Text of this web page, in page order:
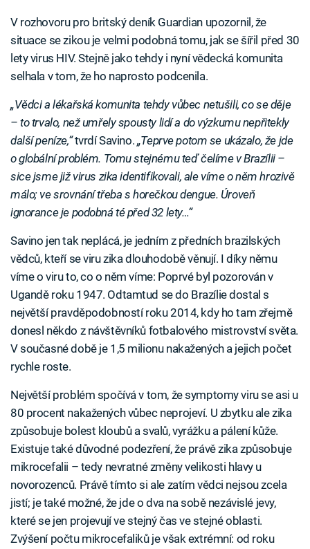
V rozhovoru pro britský deník Guardian upozornil, že
situace se zikou je velmi podobná tomu, jak se šířil před 30
lety virus HIV. Stejně jako tehdy i nyní vědecká komunita
selhala v tom, že ho naprosto podcenila.
„Vědci a lékařská komunita tehdy vůbec netušili, co se děje
– to trvalo, než umřely spousty lidí a do výzkumu nepřitekly
další peníze,“tvrdí Savino. „Teprve potom se ukázalo, že jde
o globální problém. Tomu stejnému teď čelíme v Brazílii –
sice jsme již virus zika identifikovali, ale víme o něm hrozivě
málo; ve srovnání třeba s horečkou dengue. Úroveň
ignorance je podobná té před 32 lety…“
Savino jen tak neplácá, je jedním z předních brazilských
vědců, kteří se viru zika dlouhodobě věnují. I díky němu
víme o viru to, co o něm víme: Poprvé byl pozorován v
Ugandě roku 1947. Odtamtud se do Brazílie dostal s
největší pravděpodobností roku 2014, kdy ho tam zřejmě
donesl někdo z návštěvníků fotbalového mistrovství světa.
V současné době je 1,5 milionu nakažených a jejich počet
rychle roste.
Největší problém spočívá v tom, že symptomy viru se asi u
80 procent nakažených vůbec neprojeví. U zbytku ale zika
způsobuje bolest kloubů a svalů, vyrážku a pálení kůže.
Existuje také důvodné podezření, že právě zika způsobuje
mikrocefalii – tedy nevratné změny velikosti hlavy u
novorozenců. Právě tímto si ale zatím vědci nejsou zcela
jistí; je také možné, že jde o dva na sobě nezávislé jevy,
které se jen projevují ve stejný čas ve stejné oblasti.
Zvýšení počtu mikrocefaliků je však extrémní: od roku